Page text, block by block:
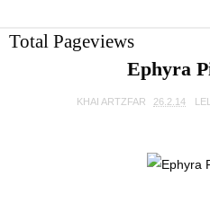
Total Pageviews
Ephyra
KHAI ARTZFAR 26.2.14